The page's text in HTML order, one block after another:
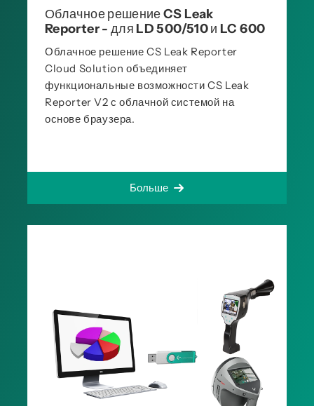
Облачное решение CS Leak
Reporter - для LD 500/510 и LC 600
Облачное решение CS Leak Reporter
Cloud Solution объединяет
функциональные возможности CS Leak
Reporter V2 с облачной системой на
основе браузера.
Больше